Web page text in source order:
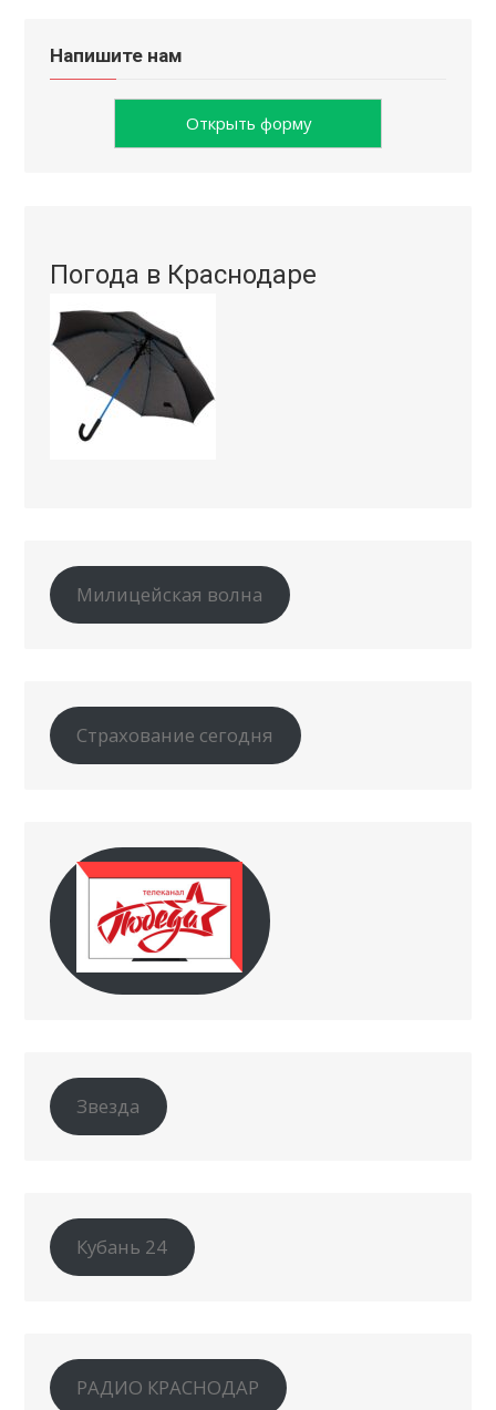
Напишите нам
Открыть форму
Погода в Краснодаре
Милицейская волна
Страхование сегодня
Звезда
Кубань 24
РАДИО КРАСНОДАР